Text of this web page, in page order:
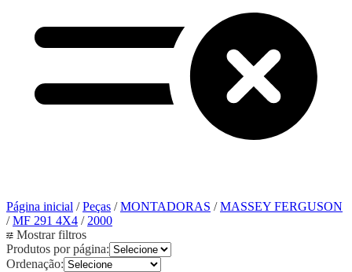
Página inicial /Peças /MONTADORAS /MASSEY FERGUSON
/MF 291 4X4 /2000
Mostrar filtros
Produtos por página:
Ordenação: